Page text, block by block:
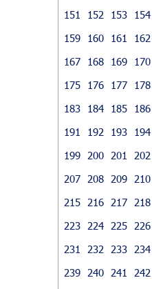
151
152 153 154
159
160 161 162
167
168 169 170
175
176 177 178
183
184 185 186
191
192 193 194
199
200 201 202
207
208 209 210
215
216 217 218
223
224 225 226
231
232 233 234
239
240 241 242